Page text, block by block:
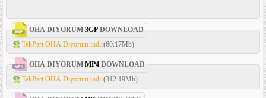
OHA DIYORUM 3GP DOWNLOAD
TekPart OHA Diyorum indir(60.17Mb)
OHA DIYORUM MP4 DOWNLOAD
TekPart OHA Diyorum indir(312.19Mb)